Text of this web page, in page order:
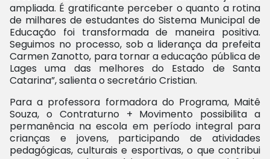
ampliada. É gratificante perceber o quanto a rotina
de milhares de estudantes do Sistema Municipal de
Educação foi transformada de maneira positiva.
Seguimos no processo, sob a liderança da prefeita
Carmen Zanotto, para tornar a educação pública de
Lages uma das melhores do Estado de Santa
Catarina”, salienta o secretário Cristian.
Para a professora formadora do Programa, Maitê
Souza, o Contraturno + Movimento possibilita a
permanência na escola em período integral para
crianças e jovens, participando de atividades
pedagógicas, culturais e esportivas, o que contribui